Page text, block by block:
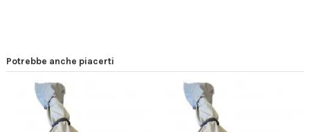
Potrebbe anche piacerti